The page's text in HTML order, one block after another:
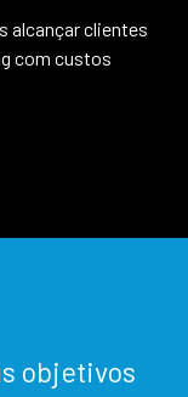
alcançar clientes
com custos
objetivos